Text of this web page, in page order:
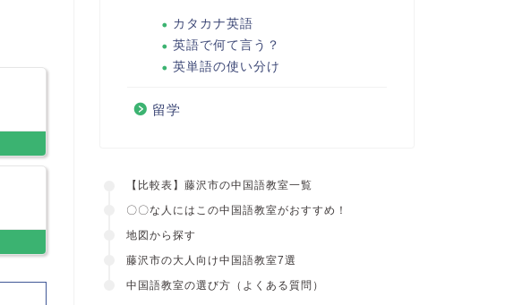
カタカナ英語
英語で何て言う？
英単語の使い分け
留学
【比較表】藤沢市の中国語教室一覧
〇〇な人にはこの中国語教室がおすすめ！
地図から探す
藤沢市の大人向け中国語教室7選
中国語教室の選び方（よくある質問）